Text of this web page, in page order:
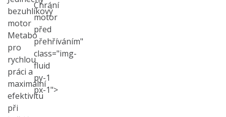
bezuhlíkový
motor
Metabo
pro
rychlou
práci a
maximální
efektivitu
při
Chrání
motor
před
přehříváním"
class="img-
fluid
py-1
px-1">